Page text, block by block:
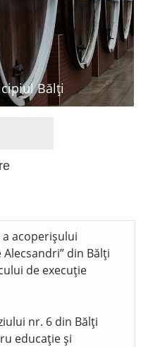
Bălți
acoperișului
din Bălți
de execuție
nr. 6 din Bălți
educație și